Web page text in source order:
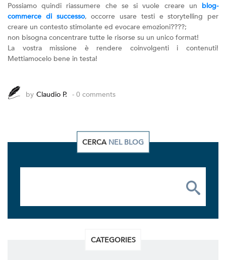
Possiamo quindi riassumere che se si vuole creare un blog-
commerce di successo, occorre usare testi e storytelling per
creare un contesto stimolante ed evocare emozioni????;
non bisogna concentrare tutte le risorse su un unico format!
La vostra missione è rendere coinvolgenti i contenuti!
Mettiamocelo bene in testa!
by Claudio P. - 0 comments
CERCA NEL BLOG
CATEGORIES